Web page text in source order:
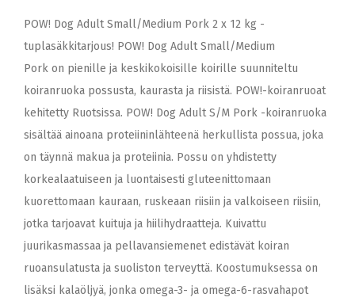
POW! Dog Adult Small/Medium Pork 2 x 12 kg -
tuplasäkkitarjous! POW! Dog Adult Small/Medium
Pork on pienille ja keskikokoisille koirille suunniteltu
koiranruoka possusta, kaurasta ja riisistä. POW!-koiranruoat
kehitetty Ruotsissa. POW! Dog Adult S/M Pork -koiranruoka
sisältää ainoana proteiininlähteenä herkullista possua, joka
on täynnä makua ja proteiinia. Possu on yhdistetty
korkealaatuiseen ja luontaisesti gluteenittomaan
kuorettomaan kauraan, ruskeaan riisiin ja valkoiseen riisiin,
jotka tarjoavat kuituja ja hiilihydraatteja. Kuivattu
juurikasmassaa ja pellavansiemenet edistävät koiran
ruoansulatusta ja suoliston terveyttä. Koostumuksessa on
lisäksi kalaöljyä, jonka omega-3- ja omega-6-rasvahapot